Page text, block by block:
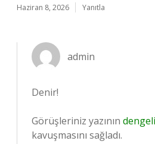
Haziran 8, 2026 Yanıtla
admin
Denir!
Görüşleriniz yazının dengeli
kavuşmasını sağladı.